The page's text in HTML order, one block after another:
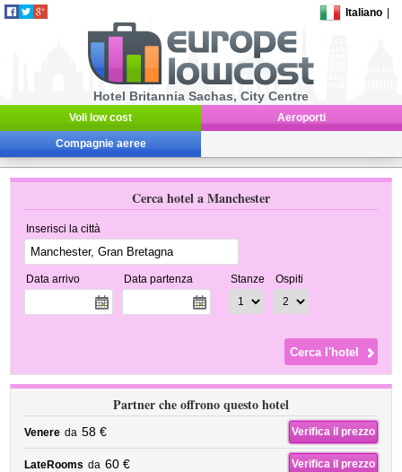
Italiano
Hotel Britannia Sachas, City Centre
Voli low cost Aeroporti
Compagnie aeree
Cerca hotel a Manchester
Inserisci la città
Data arrivo Data partenza Stanze Ospiti
Partner che offrono questo hotel
Venere da 58 € Verifica il prezzo
LateRooms da 60 € Verifica il prezzo